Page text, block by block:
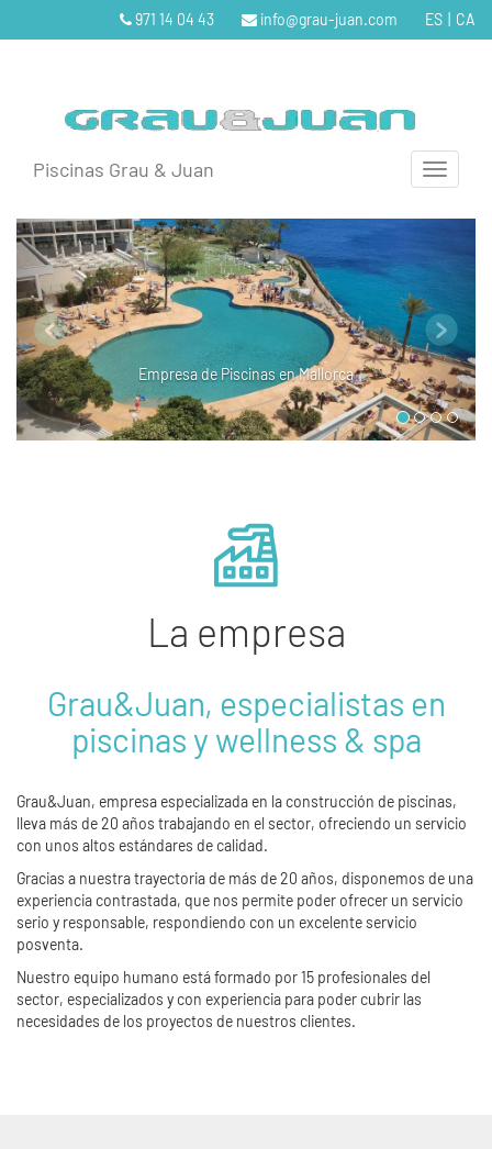
971 14 04 43 info@grau-juan.com ES CA
Piscinas Grau & Juan
Empresa de Piscinas en Mallorca
La empresa
Grau&Juan, especialistas en
piscinas y wellness & spa
Grau&Juan, empresa especializada en la construcción de piscinas,
lleva más de 20 años trabajando en el sector, ofreciendo un servicio
con unos altos estándares de calidad.
Gracias a nuestra trayectoria de más de 20 años, disponemos de una
experiencia contrastada, que nos permite poder ofrecer un servicio
serio y responsable, respondiendo con un excelente servicio
posventa.
Nuestro equipo humano está formado por 15 profesionales del
sector, especializados y con experiencia para poder cubrir las
necesidades de los proyectos de nuestros clientes.